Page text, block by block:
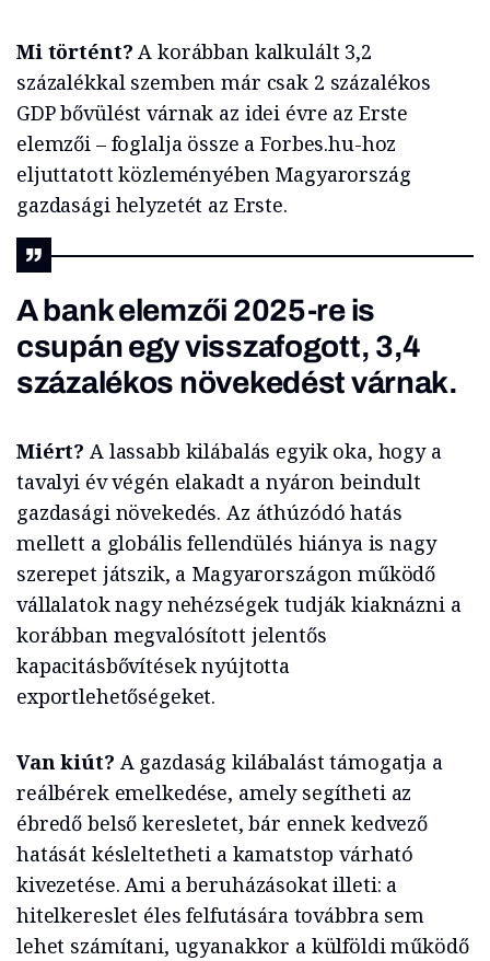
Mi történt? A korábban kalkulált 3,2
százalékkal szemben már csak 2 százalékos
GDP bővülést várnak az idei évre az Erste
elemzői – foglalja össze a Forbes.hu-hoz
eljuttatott közleményében Magyarország
gazdasági helyzetét az Erste.
A bank elemzői 2025-re is
csupán egy visszafogott, 3,4
százalékos növekedést várnak.
Miért? A lassabb kilábalás egyik oka, hogy a
tavalyi év végén elakadt a nyáron beindult
gazdasági növekedés. Az áthúzódó hatás
mellett a globális fellendülés hiánya is nagy
szerepet játszik, a Magyarországon működő
vállalatok nagy nehézségek tudják kiaknázni a
korábban megvalósított jelentős
kapacitásbővítések nyújtotta
exportlehetőségeket.
Van kiút? A gazdaság kilábalást támogatja a
reálbérek emelkedése, amely segítheti az
ébredő belső keresletet, bár ennek kedvező
hatását késleltetheti a kamatstop várható
kivezetése. Ami a beruházásokat illeti: a
hitelkereslet éles felfutására továbbra sem
lehet számítani, ugyanakkor a külföldi működő